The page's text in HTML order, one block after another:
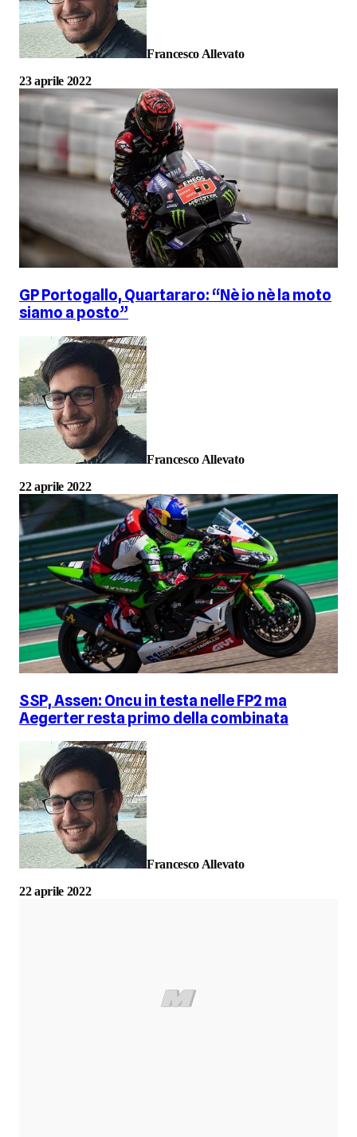
Francesco Allevato
23 aprile 2022
GP Portogallo, Quartararo: “Nè io nè la moto
siamo a posto”
Francesco Allevato
22 aprile 2022
SSP, Assen: Oncu in testa nelle FP2 ma
Aegerter resta primo della combinata
Francesco Allevato
22 aprile 2022